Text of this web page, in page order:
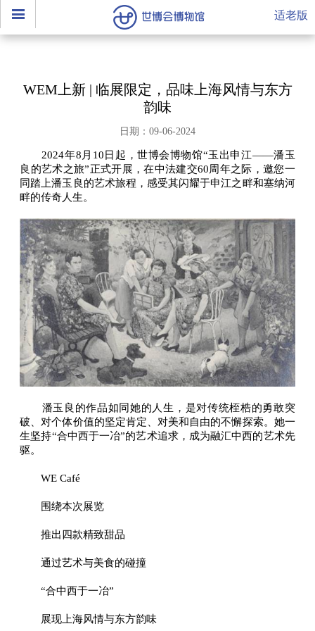
适老版
WEM上新 | 临展限定，品味上海风情与东方
韵味
日期：09-06-2024
2024年8月10日起，世博会博物馆“玉出申江——潘玉
良的艺术之旅”正式开展，在中法建交60周年之际，邀您一
同踏上潘玉良的艺术旅程，感受其闪耀于申江之畔和塞纳河
畔的传奇人生。
潘玉良的作品如同她的人生，是对传统桎梏的勇敢突
破、对个体价值的坚定肯定、对美和自由的不懈探索。她一
生坚持“合中西于一冶”的艺术追求，成为融汇中西的艺术先
驱。
WE Café
围绕本次展览
推出四款精致甜品
通过艺术与美食的碰撞
“合中西于一冶”
展现上海风情与东方韵味